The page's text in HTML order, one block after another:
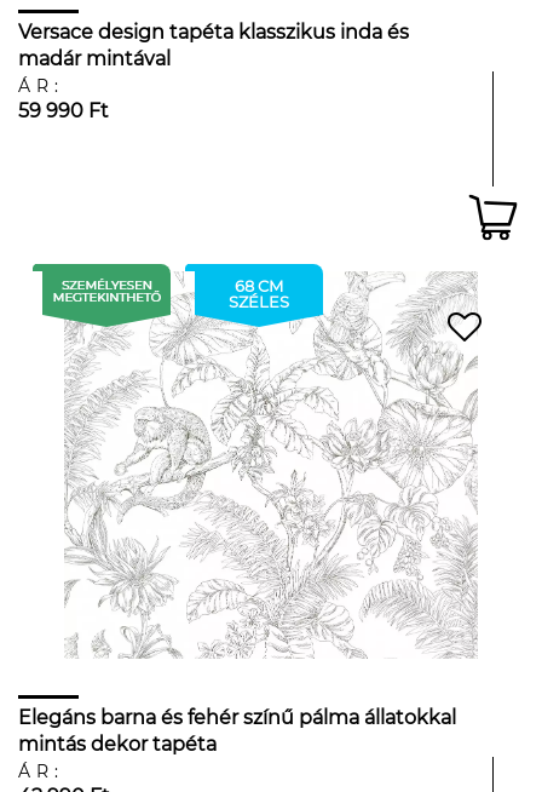
Versace design tapéta klasszikus inda és
madár mintával
ÁR:
59 990 Ft
68 CM
SZÉLES
Elegáns barna és fehér színű pálma állatokkal
mintás dekor tapéta
ÁR: